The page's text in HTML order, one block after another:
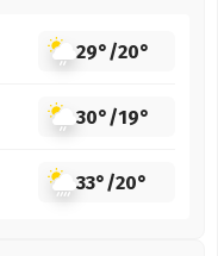
29°/20°
30°/19°
33°/20°